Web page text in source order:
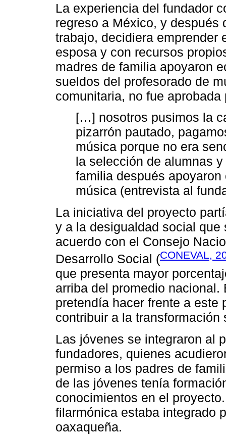
La experiencia del fundador
regreso a México, y después
trabajo, decidiera emprender
esposa y con recursos
madres de familia apoyaron
sueldos del profesorado de
comunitaria, no fue
[…] nosotros pusimos la
pizarrón pautado,
música porque no era
la selección de alumnas
familia después
música (entrevista al
La iniciativa del proyecto
y a la desigualdad social
acuerdo con el Consejo
Desarrollo Social (CONEVAL,
que presenta mayor
arriba del promedio
pretendía hacer frente a este
contribuir a la
Las jóvenes se integraron al
fundadores, quienes
permiso a los padres de
de las jóvenes tenía
conocimientos en el
filarmónica estaba integrado
oaxaqueña.